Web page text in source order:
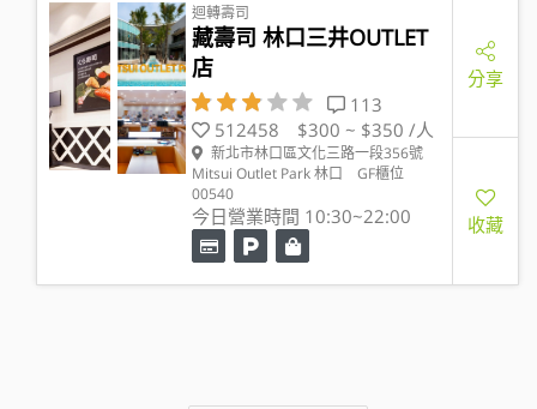
迴轉壽司
藏壽司 林口三井OUTLET
店
113
512458
$300 ~ $350 /人
新北市林口區文化三路一段356號
Mitsui Outlet Park 林口 GF櫃位
00540
今日營業時間 10:30~22:00
分享
收藏